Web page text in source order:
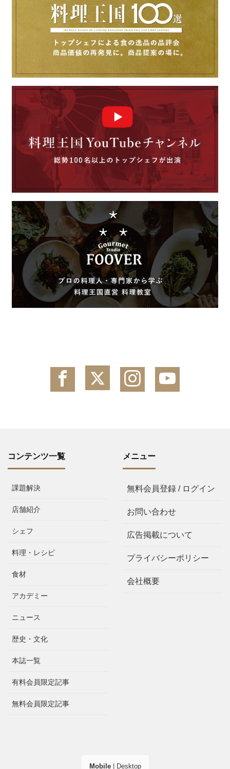
コンテンツ一覧
課題解決
店舗紹介
シェフ
料理・レシピ
食材
アカデミー
ニュース
歴史・文化
本誌一覧
有料会員限定記事
無料会員限定記事
メニュー
無料会員登録 / ログイン
お問い合わせ
広告掲載について
プライバシーポリシー
会社概要
Mobile| Desktop